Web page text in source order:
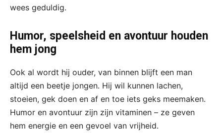
wees geduldig.
Humor, speelsheid en avontuur houden
hem jong
Ook al wordt hij ouder, van binnen blijft een man
altijd een beetje jongen. Hij wil kunnen lachen,
stoeien, gek doen en af en toe iets geks meemaken.
Humor en avontuur zijn zijn vitaminen – ze geven
hem energie en een gevoel van vrijheid.